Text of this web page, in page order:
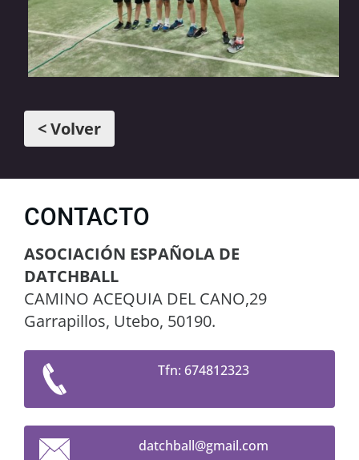
< Volver
CONTACTO
ASOCIACIÓN ESPAÑOLA DE
DATCHBALL
CAMINO ACEQUIA DEL CANO,29
Garrapillos, Utebo, 50190.
Tfn: 674812323
datchball@gmail.com